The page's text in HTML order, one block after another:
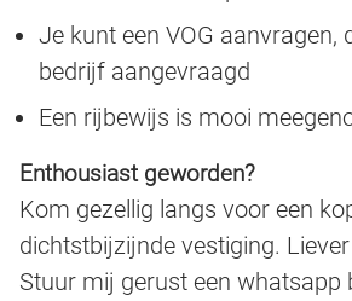
Je kunt een VOG aanvragen,
bedrijf aangevraagd
Een rijbewijs is mooi
Enthousiast geworden?
Kom gezellig langs voor een
dichtstbijzijnde vestiging.
Stuur mij gerust een whatsapp